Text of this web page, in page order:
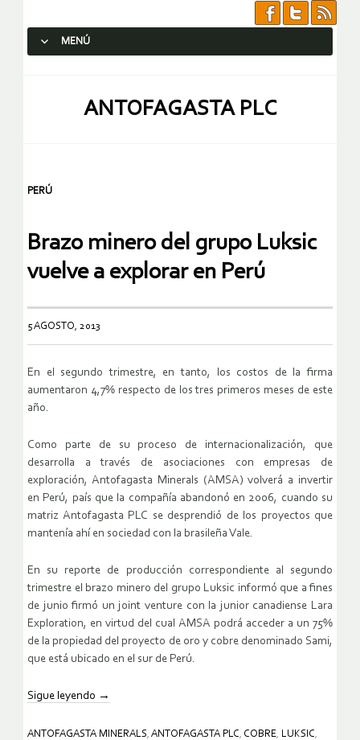
MENÚ
ANTOFAGASTA PLC
PERÚ
Brazo minero del grupo Luksic
vuelve a explorar en Perú
5 AGOSTO, 2013
En el segundo trimestre, en tanto, los costos de la firma
aumentaron 4,7% respecto de los tres primeros meses de este
año.
Como parte de su proceso de internacionalización, que
desarrolla a través de asociaciones con empresas de
exploración, Antofagasta Minerals (AMSA) volverá a invertir
en Perú, país que la compañía abandonó en 2006, cuando su
matriz Antofagasta PLC se desprendió de los proyectos que
mantenía ahí en sociedad con la brasileña Vale.
En su reporte de producción correspondiente al segundo
trimestre el brazo minero del grupo Luksic informó que a fines
de junio firmó un joint venture con la junior canadiense Lara
Exploration, en virtud del cual AMSA podrá acceder a un 75%
de la propiedad del proyecto de oro y cobre denominado Sami,
que está ubicado en el sur de Perú.
Sigue leyendo →
ANTOFAGASTA MINERALS, ANTOFAGASTA PLC, COBRE, LUKSIC,